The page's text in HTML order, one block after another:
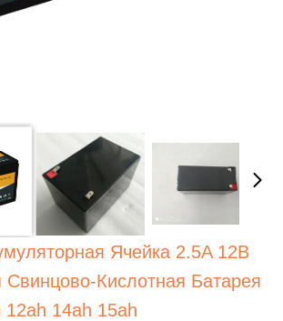
Ячейка 2.5A 12В
Кислотная Батарея
12ah 14ah 15ah